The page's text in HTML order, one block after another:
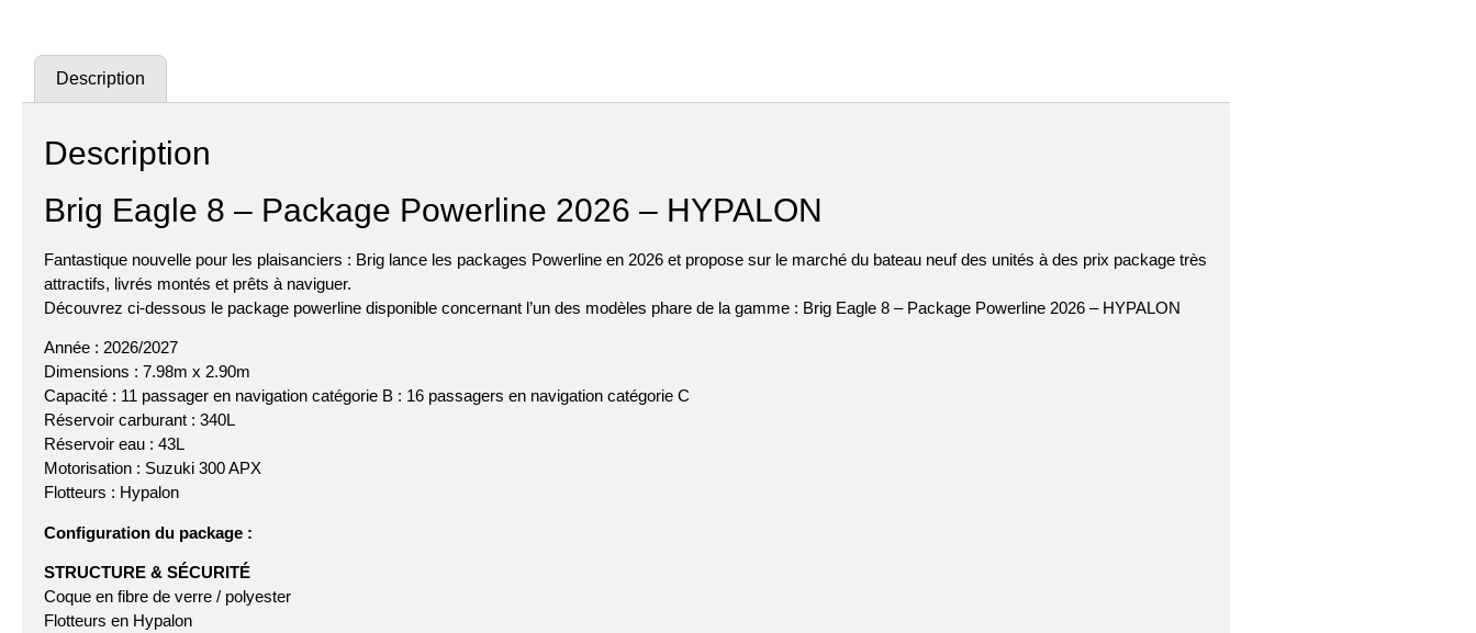
Description
Description
Brig Eagle 8 – Package Powerline 2026 – HYPALON
Fantastique nouvelle pour les plaisanciers : Brig lance les packages Powerline en 2026 et propose sur le marché du bateau neuf des unités à des prix package très
attractifs, livrés montés et prêts à naviguer.
Découvrez ci-dessous le package powerline disponible concernant l’un des modèles phare de la gamme : Brig Eagle 8 – Package Powerline 2026 – HYPALON
Année : 2026/2027
Dimensions : 7.98m x 2.90m
Capacité : 11 passager en navigation catégorie B : 16 passagers en navigation catégorie C
Réservoir carburant : 340L
Réservoir eau : 43L
Motorisation : Suzuki 300 APX
Flotteurs : Hypalon
Configuration du package :
STRUCTURE & SÉCURITÉ
Coque en fibre de verre / polyester
Flotteurs en Hypalon